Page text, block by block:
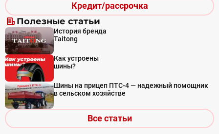
Кредит/рассрочка
Полезные статьи
История бренда
Taitong
Как устроены
шины?
Шины на прицеп ПТС-4 — надежный помощник
в сельском хозяйстве
Все статьи